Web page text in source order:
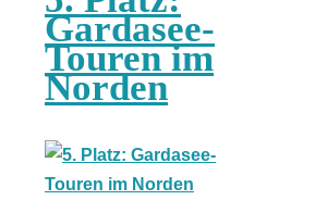
Gardasee-
Touren im
Norden